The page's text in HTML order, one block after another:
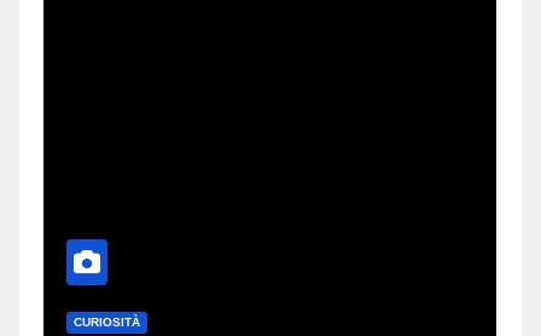
CURIOSITÀ